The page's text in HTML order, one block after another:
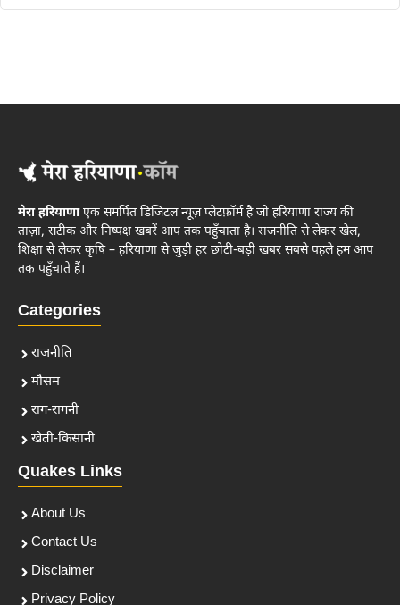
मेरा हरियाणाएक समर्पित डिजिटल न्यूज़ प्लेटफ़ॉर्म है जो हरियाणा राज्य की
ताज़ा, सटीक और निष्पक्ष खबरें आप तक पहुँचाता है। राजनीति से लेकर खेल,
शिक्षा से लेकर कृषि – हरियाणा से जुड़ी हर छोटी-बड़ी खबर सबसे पहले हम आप
तक पहुँचाते हैं।
Categories
राजनीति
मौसम
राग-रागनी
खेती-किसानी
Quakes Links
About Us
Contact Us
Disclaimer
Privacy Policy